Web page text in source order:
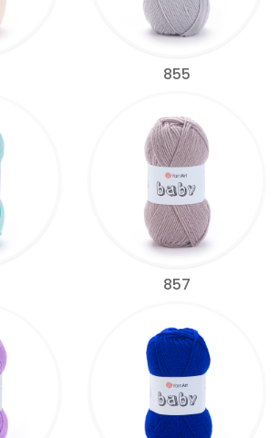
855
857